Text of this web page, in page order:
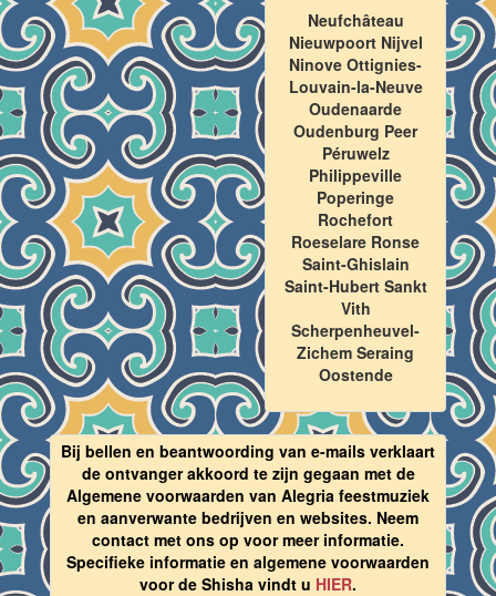
Neufchâteau
Nieuwpoort Nijvel
Ninove Ottignies-
Louvain-la-Neuve
Oudenaarde
Oudenburg Peer
Péruwelz
Philippeville
Poperinge
Rochefort
Roeselare Ronse
Saint-Ghislain
Saint-Hubert Sankt
Vith
Scherpenheuvel-
Zichem Seraing
Oostende
Bij bellen en beantwoording van e-mails verklaart
de ontvanger akkoord te zijn gegaan met de
Algemene voorwaarden van Alegria feestmuziek
en aanverwante bedrijven en websites. Neem
contact met ons op voor meer informatie.
Specifieke informatie en algemene voorwaarden
voor de Shisha vindt u HIER.